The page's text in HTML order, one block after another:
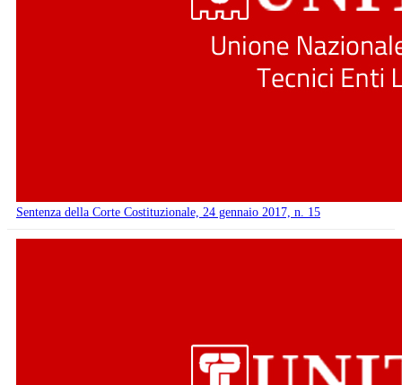
Sentenza della Corte Costituzionale, 24 gennaio 2017, n. 15